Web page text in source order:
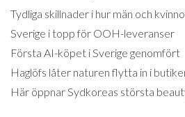
Tydliga skillnader i hur män och
Sverige i topp för OOH-leveranser
Första AI-köpet i Sverige genomfört
Haglöfs låter naturen flytta in i
Här öppnar Sydkoreas största